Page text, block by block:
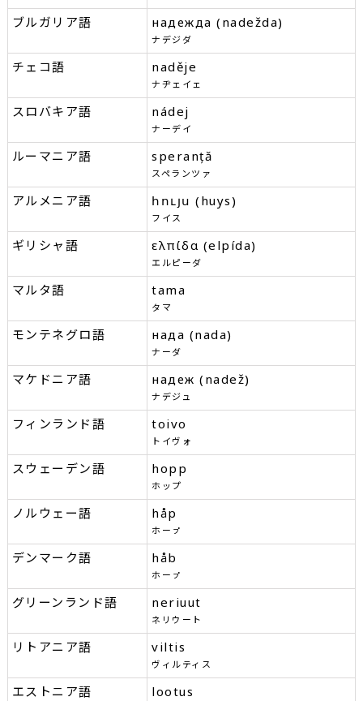
ブルガリア語 надежда (nadežda)
ナデジダ
チェコ語 naděje
ナヂェイェ
スロバキア語 nádej
ナーデイ
ルーマニア語 speranță
スペランツァ
アルメニア語 հույս (huys)
フイス
ギリシャ語 ελπίδα (elpída)
エルピーダ
マルタ語 tama
タマ
モンテネグロ語 нада (nada)
ナーダ
マケドニア語 надеж (nadež)
ナデジュ
フィンランド語 toivo
トイヴォ
スウェーデン語 hopp
ホップ
ノルウェー語 håp
ホーㇷ゚
デンマーク語 håb
ホーㇷ゚
グリーンランド語 neriuut
ネリウート
リトアニア語 viltis
ヴィルティス
エストニア語 lootus